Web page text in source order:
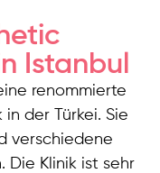
Istanbul
renommierte
der Türkei. Sie
verschiedene
Die Klinik ist sehr